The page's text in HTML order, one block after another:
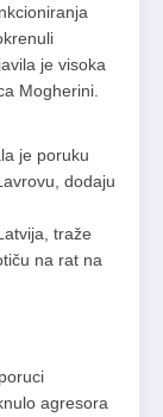
je visoka
Mogherini.
je poruku
dodaju
traže
na rat na
agresora